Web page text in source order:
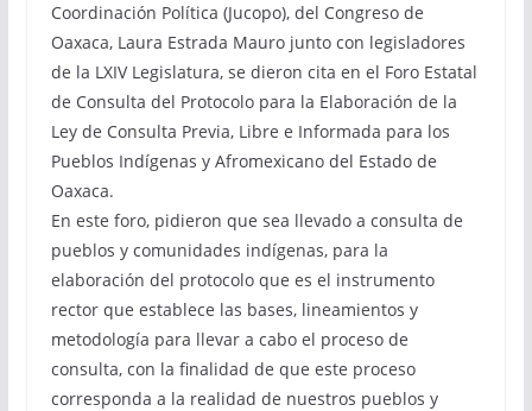
Coordinación Política (Jucopo), del Congreso de
Oaxaca, Laura Estrada Mauro junto con legisladores
de la LXIV Legislatura, se dieron cita en el Foro Estatal
de Consulta del Protocolo para la Elaboración de la
Ley de Consulta Previa, Libre e Informada para los
Pueblos Indígenas y Afromexicano del Estado de
Oaxaca.
En este foro, pidieron que sea llevado a consulta de
pueblos y comunidades indígenas, para la
elaboración del protocolo que es el instrumento
rector que establece las bases, lineamientos y
metodología para llevar a cabo el proceso de
consulta, con la finalidad de que este proceso
corresponda a la realidad de nuestros pueblos y